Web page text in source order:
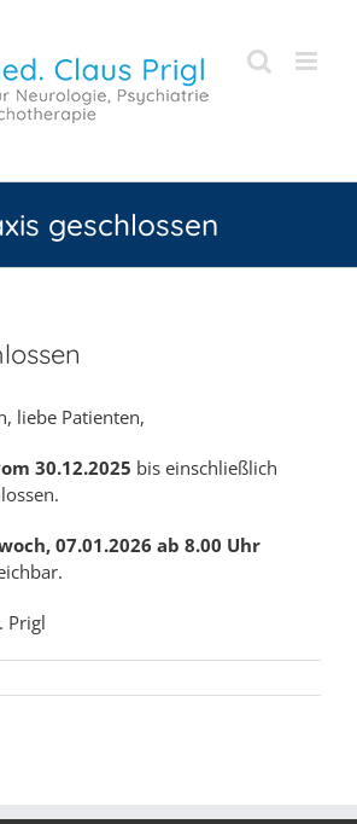
geschlossen
liebe Patienten,
30.12.2025 bis einschließlich
07.01.2026 ab 8.00 Uhr
Prigl